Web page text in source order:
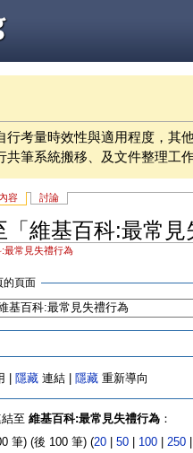
行考量時效性與適用程度，其
共筆系統搬移、及文件整理工
容 討論
「維基百科:最常
最常見失禮行為
的頁面
| 隱藏 連結 | 隱藏 重新導向
至 維基百科:最常見失禮行為：
筆) (後 100 筆) (20| 50| 100| 250